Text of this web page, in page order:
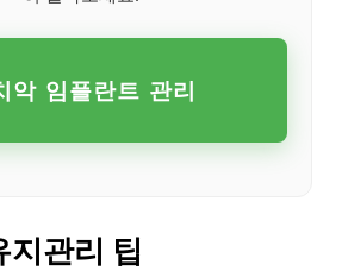
악 임플란트 관리
지관리 팁